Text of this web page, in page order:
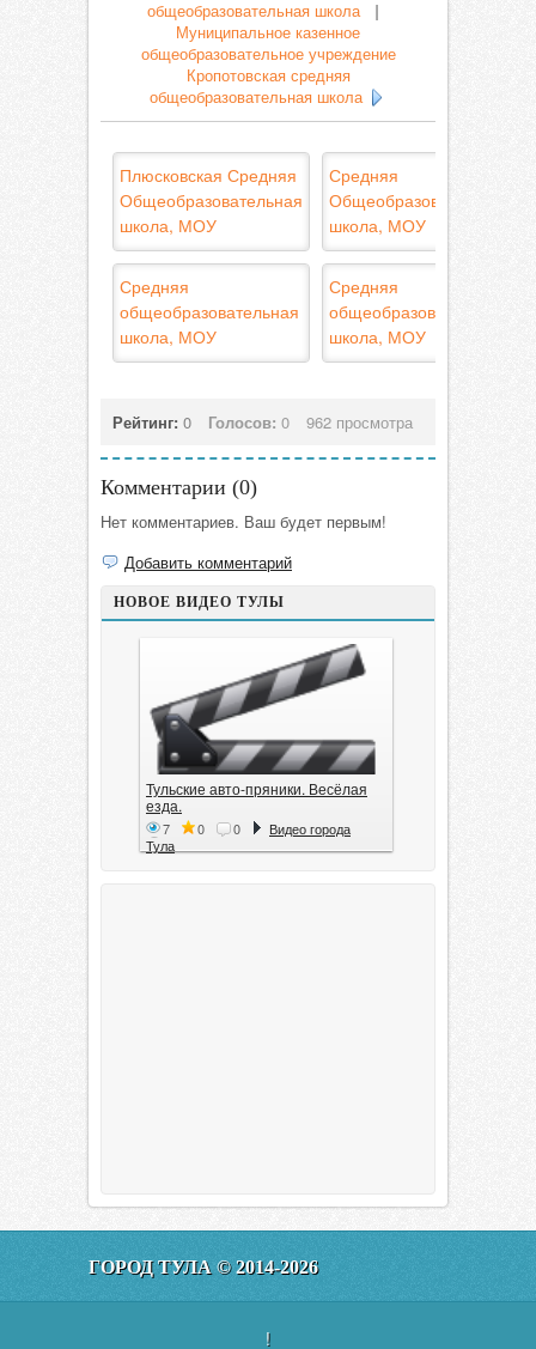
общеобразовательная школа|
Муниципальное казенное
общеобразовательное учреждение
Кропотовская средняя
общеобразовательная школа
Плюсковская Средняя
Общеобразовательная
школа, МОУ
Средняя
Общеобразовательная
школа, МОУ
Средняя
общеобразовательная
школа, МОУ
Средняя
общеобразовательная
школа, МОУ
Рейтинг: 0 Голосов: 0 962 просмотра
Комментарии (0)
Нет комментариев. Ваш будет первым!
Добавить комментарий
НОВОЕ ВИДЕО ТУЛЫ
Тульские авто-пряники. Весёлая
езда.
7 0 0
Видео города
Тула
00:20:11
Эфир от 11.01.2016 (19.35) Тула
160 0 0
Видео города
ГОРОД ТУЛА © 2014-2026
!